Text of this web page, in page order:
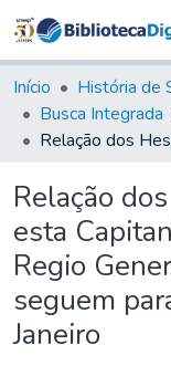
Início História de
Busca Integrada
Relação
esta
Regio
seguem
Janeiro